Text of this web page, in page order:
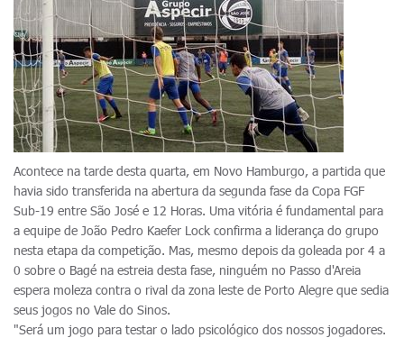
Acontece na tarde desta quarta, em Novo Hamburgo, a partida que
havia sido transferida na abertura da segunda fase da Copa FGF
Sub-19 entre São José e 12 Horas. Uma vitória é fundamental para
a equipe de João Pedro Kaefer Lock confirma a liderança do grupo
nesta etapa da competição. Mas, mesmo depois da goleada por 4 a
0 sobre o Bagé na estreia desta fase, ninguém no Passo d'Areia
espera moleza contra o rival da zona leste de Porto Alegre que sedia
seus jogos no Vale do Sinos.
"Será um jogo para testar o lado psicológico dos nossos jogadores.